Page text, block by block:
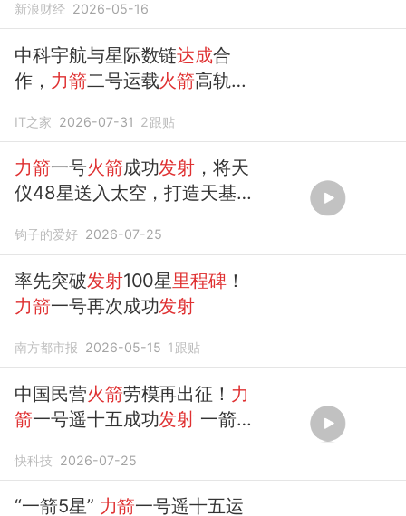
新浪财经 2026-05-16
中科宇航与星际数链达成合
作， 力箭二号运载火箭高轨发
IT之家 2026-07-31 2跟贴
力箭一号火箭成功发射 ，将天
仪48星送入太空，打造天基计
钩子的爱好 2026-07-25
率先突破发射100星里程碑！
力箭一号再次成功发射
南方都市报 2026-05-15 1 跟贴
中国民营火箭劳模再出征！ 力
箭一号遥十五成功发射 一箭5
快科技 2026-07-25
“一箭5星” 力箭一号遥十五运